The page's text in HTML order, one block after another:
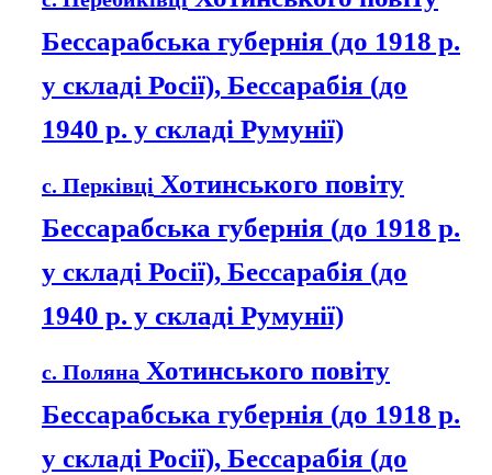
Бессарабська губернія (до 1918 р.
у складі Росії), Бессарабія (до
1940 р. у складі Румунії)
с. Перківці Хотинського повіту
Бессарабська губернія (до 1918 р.
у складі Росії), Бессарабія (до
1940 р. у складі Румунії)
с. Поляна Хотинського повіту
Бессарабська губернія (до 1918 р.
у складі Росії), Бессарабія (до